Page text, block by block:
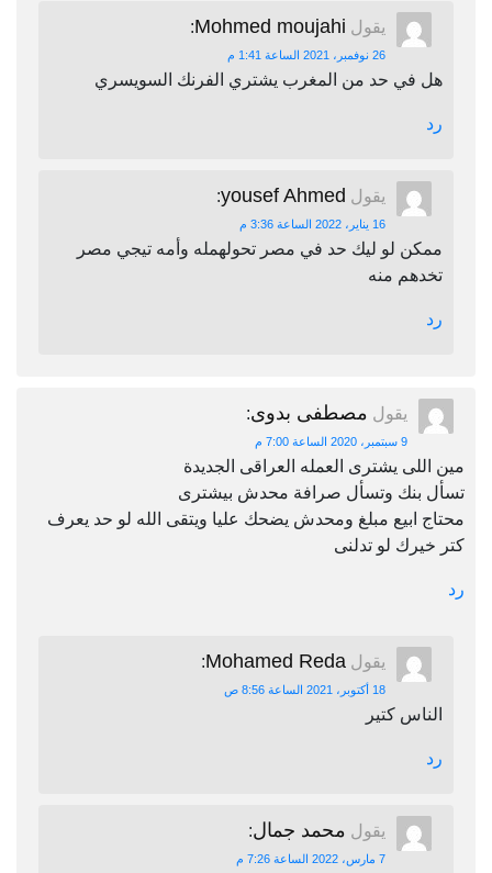
يقول Mohmed moujahi
:
26 نوفمبر، 2021 الساعة 1:41 م
هل في حد من المغرب يشتري الفرنك السويسري
رد
يقول yousef Ahmed
:
16 يناير، 2022 الساعة 3:36 م
ممكن لو ليك حد في مصر تحولهمله وأمه تيجي مصر
تخدهم منه
رد
يقول مصطفى بدوى:
9 سبتمبر، 2020 الساعة 7:00 م
مين اللى يشترى العمله العراقى الجديدة
تسأل بنك وتسأل صرافة محدش بيشترى
محتاج ابيع مبلغ ومحدش يضحك عليا ويتقى الله لو حد يعرف
كتر خيرك لو تدلنى
رد
يقول Mohamed Reda
:
18 أكتوبر، 2021 الساعة 8:56 ص
الناس كتير
رد
يقول محمد جمال:
7 مارس، 2022 الساعة 7:26 م